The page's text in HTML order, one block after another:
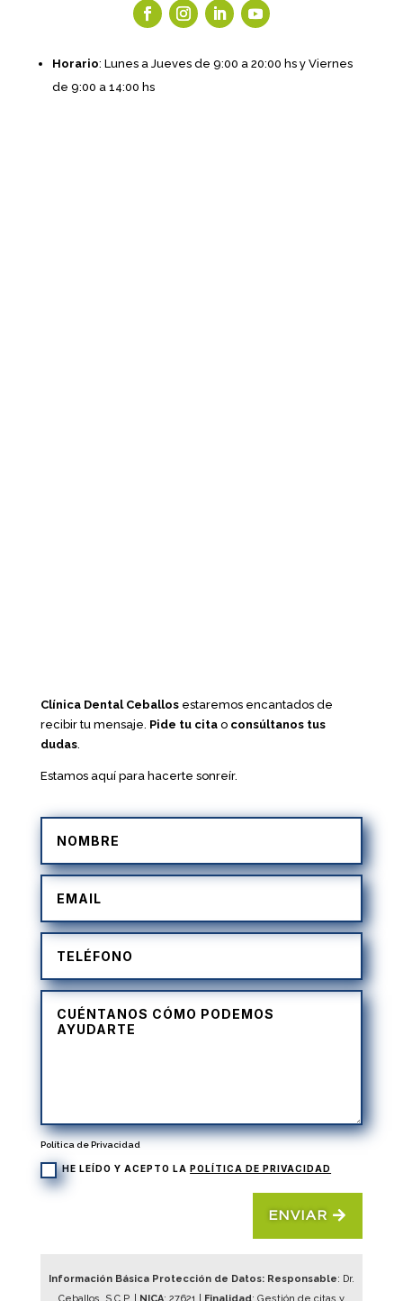
Horario: Lunes a Jueves de 9:00 a 20:00 hs y Viernes
de 9:00 a 14:00 hs
Clínica Dental Ceballosestaremos encantados de
recibir tu mensaje. Pide tu citao consúltanos tus
dudas.
Estamos aquí para hacerte sonreír.
Política de Privacidad
HE LEÍDO Y ACEPTO LA POLÍTICA DE PRIVACIDAD
ENVIAR
Información Básica Protección de Datos: Responsable: Dr.